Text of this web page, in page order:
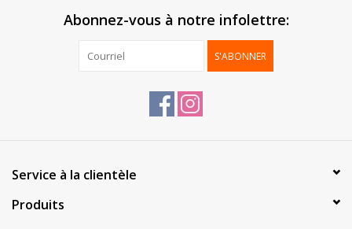
Abonnez-vous à notre infolettre:
S'ABONNER
Service à la clientèle
Produits